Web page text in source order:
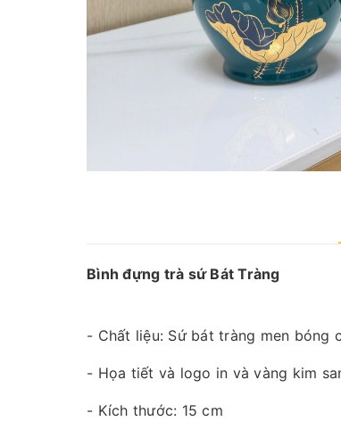
Bình đựng trà sứ Bát Tràng
- Chất liệu: Sứ bát tràng men bóng
- Họa tiết và logo in và vàng kim
- Kích thước: 15 cm